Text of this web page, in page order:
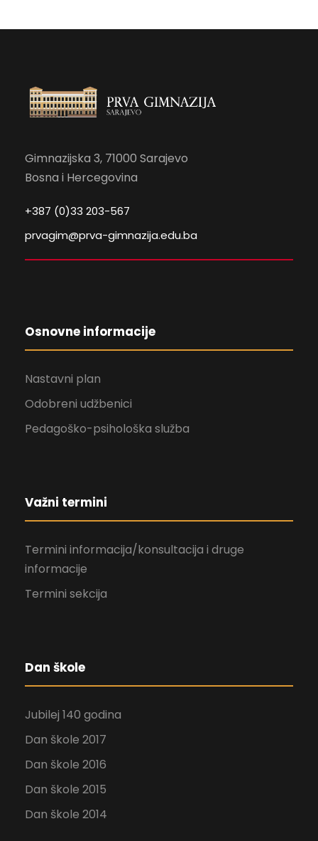
Gimnazijska 3, 71000 Sarajevo
Bosna i Hercegovina
+387 (0)33 203-567
prvagim@prva-gimnazija.edu.ba
Osnovne informacije
Nastavni plan
Odobreni udžbenici
Pedagoško-psihološka služba
Važni termini
Termini informacija/konsultacija i druge
informacije
Termini sekcija
Dan škole
Jubilej 140 godina
Dan škole 2017
Dan škole 2016
Dan škole 2015
Dan škole 2014